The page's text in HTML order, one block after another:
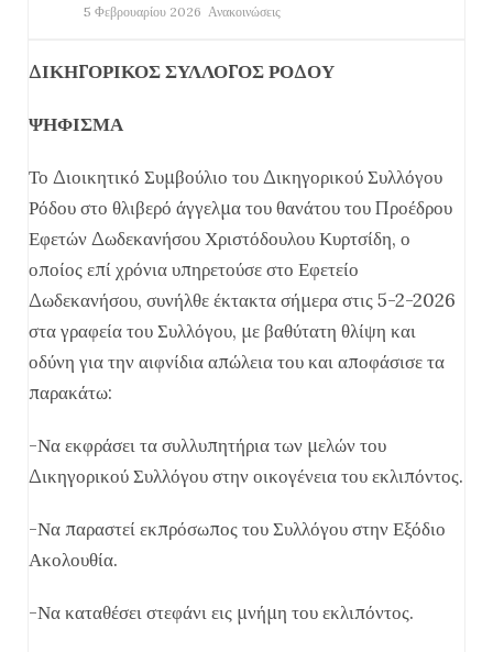
5 Φεβρουαρίου 2026 Ανακοινώσεις
ΔΙΚΗΓΟΡΙΚΟΣ ΣΥΛΛΟΓΟΣ ΡΟΔΟΥ
ΨΗΦΙΣΜΑ
Το Διοικητικό Συμβούλιο του Δικηγορικού Συλλόγου
Ρόδου στο θλιβερό άγγελμα του θανάτου του Προέδρου
Εφετών Δωδεκανήσου Χριστόδουλου Κυρτσίδη, ο
οποίος επί χρόνια υπηρετούσε στο Εφετείο
Δωδεκανήσου, συνήλθε έκτακτα σήμερα στις 5-2-2026
στα γραφεία του Συλλόγου, με βαθύτατη θλίψη και
οδύνη για την αιφνίδια απώλεια του και αποφάσισε τα
παρακάτω:
-Να εκφράσει τα συλλυπητήρια των μελών του
Δικηγορικού Συλλόγου στην οικογένεια του εκλιπόντος.
-Να παραστεί εκπρόσωπος του Συλλόγου στην Εξόδιο
Ακολουθία.
-Να καταθέσει στεφάνι εις μνήμη του εκλιπόντος.